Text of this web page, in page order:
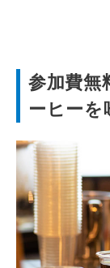
参加費無
ーヒーを